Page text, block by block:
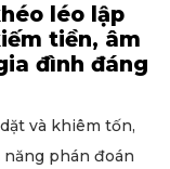
léo lập
tiền, âm
đình đáng
và khiêm tốn,
phán đoán